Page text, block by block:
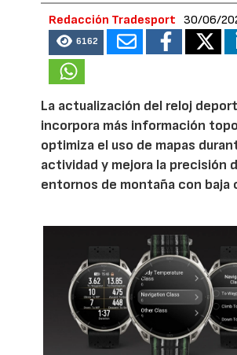
Redacción Tradesport 30/06/
6162
La actualización del reloj
incorpora más información
optimiza el uso de mapas
actividad y mejora la precisión
entornos de montaña con baja